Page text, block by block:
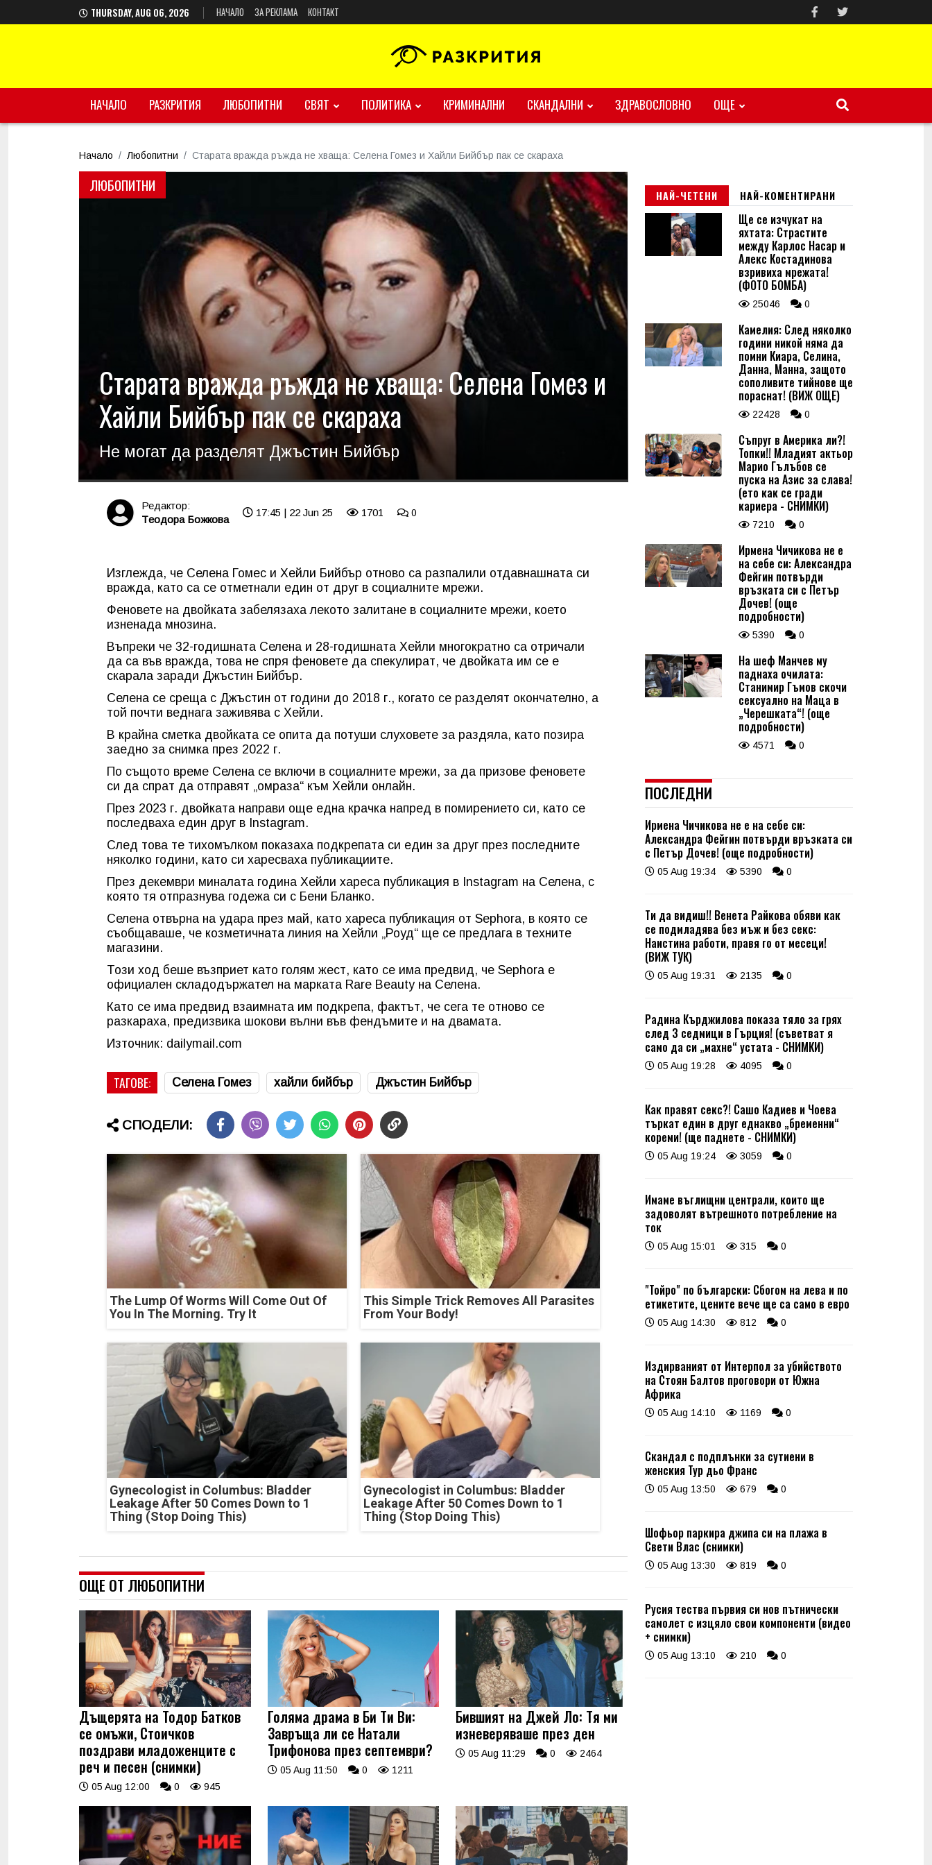
THURSDAY, AUG 06, 2026 НАЧАЛО ЗА РЕКЛАМА КОНТАКТ
НАЧАЛО РАЗКРИТИЯ ЛЮБОПИТНИ СВЯТ ПОЛИТИКА КРИМИНАЛНИ СКАНДАЛНИ ЗДРАВОСЛОВНО ОЩЕ
Начало Любопитни Старата вражда ръжда не хваща: Селена Гомез и Хайли Бийбър пак се скараха
ЛЮБОПИТНИ
Старата вражда ръжда не хваща: Селена Гомез и
Хайли Бийбър пак се скараха
Не могат да разделят Джъстин Бийбър
Редактор:
Tеодора Божкова
17:45 | 22 Jun 25 1701 0
Изглежда, че Селена Гомес и Хейли Бийбър отново са разпалили отдавнашната си
вражда, като са се отметнали един от друг в социалните мрежи.
Феновете на двойката забелязаха лекото залитане в социалните мрежи, което
изненада мнозина.
Въпреки че 32-годишната Селена и 28-годишната Хейли многократно са отричали
да са във вражда, това не спря феновете да спекулират, че двойката им се е
скарала заради Джъстин Бийбър.
Селена се среща с Джъстин от години до 2018 г., когато се разделят окончателно, а
той почти веднага заживява с Хейли.
В крайна сметка двойката се опита да потуши слуховете за раздяла, като позира
заедно за снимка през 2022 г.
По същото време Селена се включи в социалните мрежи, за да призове феновете
си да спрат да отправят „омраза“ към Хейли онлайн.
През 2023 г. двойката направи още една крачка напред в помирението си, като се
последваха един друг в Instagram.
След това те тихомълком показаха подкрепата си един за друг през последните
няколко години, като си харесваха публикациите.
През декември миналата година Хейли хареса публикация в Instagram на Селена, с
която тя отпразнува годежа си с Бени Бланко.
Селена отвърна на удара през май, като хареса публикация от Sephora, в която се
съобщаваше, че козметичната линия на Хейли „Роуд“ ще се предлага в техните
магазини.
Този ход беше възприет като голям жест, като се има предвид, че Sephora е
официален складодържател на марката Rare Beauty на Селена.
Като се има предвид взаимната им подкрепа, фактът, че сега те отново се
разкараха, предизвика шокови вълни във фендъмите и на двамата.
Източник: dailymail.com
ТАГОВЕ: Селена Гомез хайли бийбър Джъстин Бийбър
СПОДЕЛИ:
The Lump Of Worms Will Come Out Of
You In The Morning. Try It
This Simple Trick Removes All Parasites
From Your Body!
Gynecologist in Columbus: Bladder
Leakage After 50 Comes Down to 1
Thing (Stop Doing This)
Gynecologist in Columbus: Bladder
Leakage After 50 Comes Down to 1
Thing (Stop Doing This)
ОЩЕ ОТ ЛЮБОПИТНИ
Дъщерята на Тодор Батков
се омъжи, Стоичков
поздрави младоженците с
реч и песен (снимки)
05 Aug 12:00 0 945
Голяма драма в Би Ти Ви:
Завръща ли се Натали
Трифонова през септември?
05 Aug 11:50 0 1211
Бившият на Джей Ло: Тя ми
изневеряваше през ден
05 Aug 11:29 0 2464
НАЙ-ЧЕТЕНИ НАЙ-КОМЕНТИРАНИ
Ще се изчукат на
яхтата: Страстите
между Карлос Насар и
Алекс Костадинова
взривиха мрежата!
(ФОТО БОМБА)
25046 0
Камелия: След няколко
години никой няма да
помни Киара, Селина,
Данна, Манна, защото
сополивите тийнове ще
пораснат! (ВИЖ ОЩЕ)
22428 0
Съпруг в Америка ли?!
Топки!! Младият актьор
Марио Гълъбов се
пуска на Азис за слава!
(ето как се гради
кариера - СНИМКИ)
7210 0
Ирмена Чичикова не е
на себе си: Александра
Фейгин потвърди
връзката си с Петър
Дочев! (още
подробности)
5390 0
На шеф Манчев му
паднаха очилата:
Станимир Гъмов скочи
сексуално на Маца в
„Черешката“! (още
подробности)
4571 0
ПОСЛЕДНИ
Ирмена Чичикова не е на себе си:
Александра Фейгин потвърди връзката си
с Петър Дочев! (още подробности)
05 Aug 19:34 5390 0
Ти да видиш!! Венета Райкова обяви как
се подмладява без мъж и без секс:
Наистина работи, правя го от месеци!
(ВИЖ ТУК)
05 Aug 19:31 2135 0
Радина Кърджилова показа тяло за грях
след 3 седмици в Гърция! (съветват я
само да си „махне“ устата - СНИМКИ)
05 Aug 19:28 4095 0
Как правят секс?! Сашо Кадиев и Чоева
търкат един в друг еднакво „бременни“
кореми! (ще паднете - СНИМКИ)
05 Aug 19:24 3059 0
Имаме въглищни централи, които ще
задоволят вътрешното потребление на
ток
05 Aug 15:01 315 0
"Тойро" по български: Сбогом на лева и по
етикетите, цените вече ще са само в евро
05 Aug 14:30 812 0
Издирваният от Интерпол за убийството
на Стоян Балтов проговори от Южна
Африка
05 Aug 14:10 1169 0
Скандал с подплънки за сутиени в
женския Тур дьо Франс
05 Aug 13:50 679 0
Шофьор паркира джипа си на плажа в
Свети Влас (снимки)
05 Aug 13:30 819 0
Русия тества първия си нов пътнически
самолет с изцяло свои компоненти (видео
+ снимки)
05 Aug 13:10 210 0